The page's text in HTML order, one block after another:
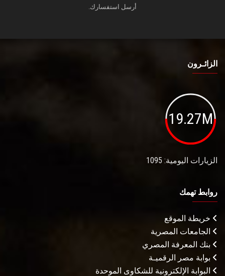
أرسل استفسارك.
الزائـرون
19.27M
الزيارات اليومية: 1095
روابط تهمك
خريطة الموقع
الجامعات المصرية
بنك المعرفة المصري
بوابة مصر الرقميـة
البوابة الإلكترونية للشكاوى الموحدة